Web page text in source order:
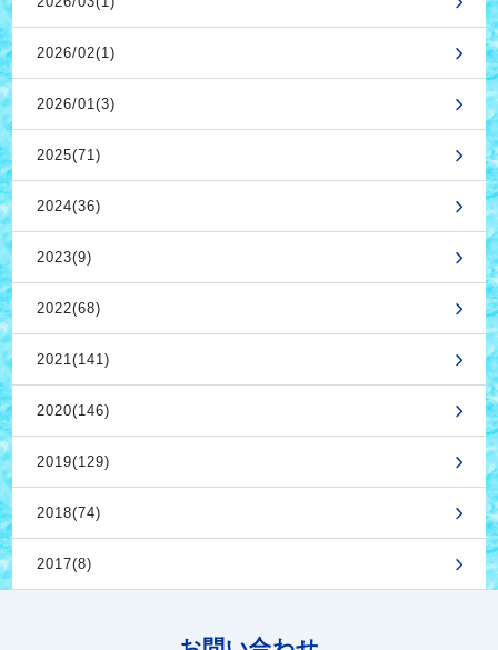
2026/02(1)
2026/01(3)
2025(71)
2024(36)
2023(9)
2022(68)
2021(141)
2020(146)
2019(129)
2018(74)
2017(8)